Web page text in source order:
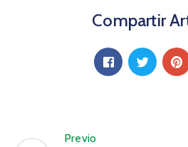
Compartir
Previo